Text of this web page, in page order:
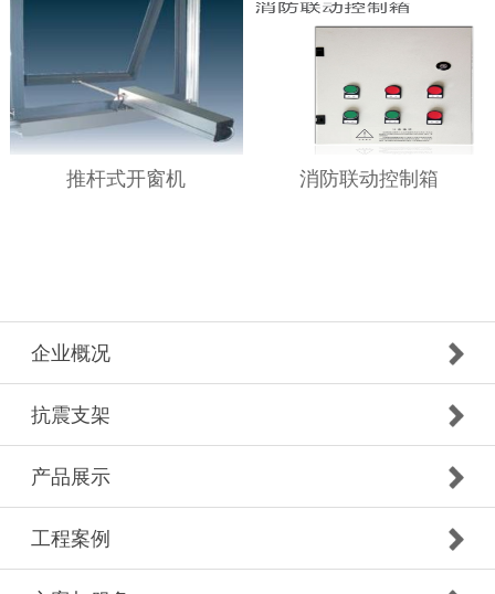
推杆式开窗机 消防联动控制箱
企业概况
抗震支架
产品展示
工程案例